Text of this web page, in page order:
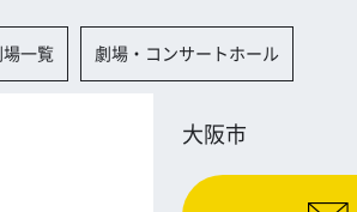
場一覧 劇場・コンサートホール
大阪市